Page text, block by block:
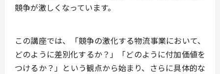
競争が激しくなっています。
この講座では、「競争の激化する物流事業において、
どのように差別化するか？」「どのように付加価値を
つけるか？」という観点から始まり、さらに具体的な